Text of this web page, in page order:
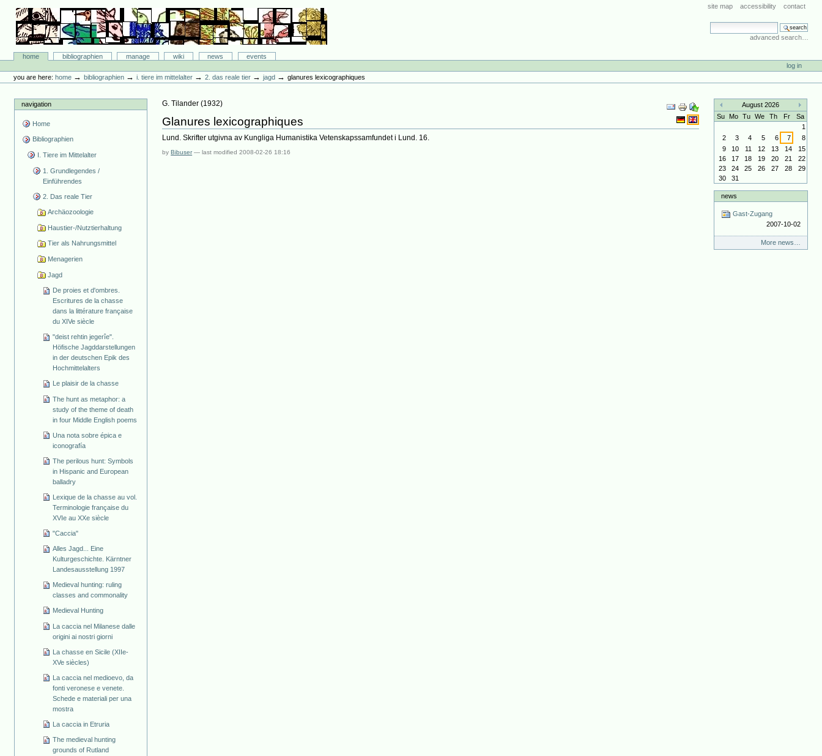
content.
navigation
site map accessibility contact
search site
advanced search…
Bibliographie-Portal
Sectionshome bibliographien manage wiki news
events
tools
log in
you are here: home →bibliographien →i. tiere im mittelalter →2. das reale tier →jagd →glanures lexicographiques
navigation
Home
Bibliographien
I. Tiere im Mittelalter
1. Grundlegendes /
Einführendes
2. Das reale Tier
Archäozoologie
Haustier-/Nutztierhaltung
Tier als Nahrungsmittel
Menagerien
Jagd
De proies et d'ombres.
Escritures de la chasse
dans la littérature française
du XIVe siècle
"deist rehtin jegerîe".
Höfische Jagddarstellungen
in der deutschen Epik des
Hochmittelalters
Le plaisir de la chasse
The hunt as metaphor: a
study of the theme of death
in four Middle English poems
Una nota sobre épica e
iconografía
The perilous hunt: Symbols
in Hispanic and European
balladry
Lexique de la chasse au vol.
Terminologie française du
XVIe au XXe siècle
"Caccia"
Alles Jagd... Eine
Kulturgeschichte. Kärntner
Landesausstellung 1997
Medieval hunting: ruling
classes and commonality
Medieval Hunting
La caccia nel Milanese dalle
origini ai nostri giorni
La chasse en Sicile (XIIe-
XVe siècles)
La caccia nel medioevo, da
fonti veronese e venete.
Schede e materiali per una
mostra
La caccia in Etruria
The medieval hunting
grounds of Rutland
Document
Actions
G. Tilander (1932)
Glanures lexicographiques
Lund. Skrifter utgivna av Kungliga Humanistika Vetenskapssamfundet i Lund. 16.
byBibuser —last modified2008-02-26 18:16
«
August 2026
»
Su Mo Tu We Th Fr
Sa
1
2
3 4 5 6 7
8
9
10 11 12 13 14
15
16
17 18 19 20 21
22
23
24 25 26 27 28
29
30
31
news
Gast-Zugang
2007-10-02
More news…